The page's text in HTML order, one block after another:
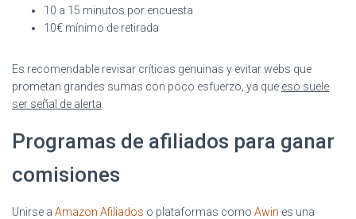
10 a 15 minutos por encuesta
10€ mínimo de retirada
Es recomendable revisar críticas genuinas y evitar webs que
prometan grandes sumas con poco esfuerzo, ya que eso suele
ser señal de alerta
Programas de afiliados para ganar
comisiones
Unirse a Amazon Afiliados o plataformas como Awin es una